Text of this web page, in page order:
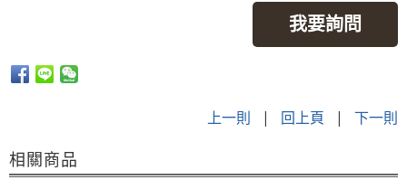
我要詢問
上一則 | 回上頁 | 下一則
相關商品